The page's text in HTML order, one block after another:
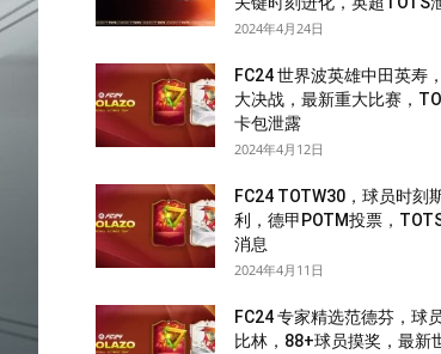
2024年4月24日
FC24 世界波英雄中田英寿
大决战，最新重大比赛，
卡包泄露
2024年4月12日
FC24 TOTW30，球员时刻
利，德甲POTM投票，
消息
2024年4月11日
FC24 专家精选范德芬，球
比林，88+球员摸奖，最新